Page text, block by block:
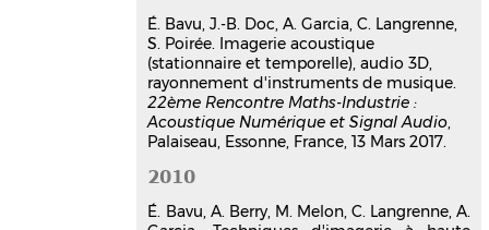
Engineering, Inter-Noise 2009, Aug
2009, Ottawa, Canada
Communication dans un congrès
hal-03179306v1
A boundary element method for
near-field acoustical holography
in bounded noisy environment
Christophe Langrenne
Alexandre Garcia
É. Bavu, J.-B. Doc, A. Garcia, C. Langrenne,
S. Poirée. Imagerie acoustique
(stationnaire et temporelle), audio 3D,
rayonnement d'instruments de musique.
22ème Rencontre Maths-Industrie :
Acoustique Numérique et Signal Audio,
Palaiseau, Essonne, France, 13 Mars 2017.
2010
É. Bavu, A. Berry, M. Melon, C. Langrenne, A.